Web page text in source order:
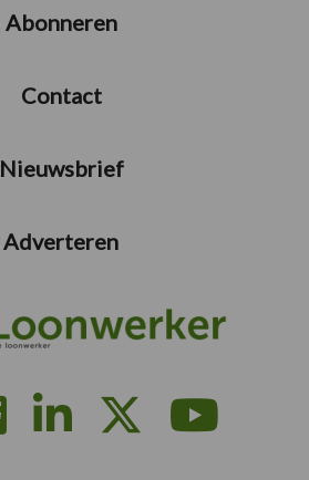
Abonneren
Contact
Nieuwsbrief
Adverteren